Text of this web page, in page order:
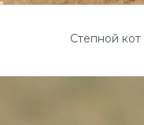
Степной кот